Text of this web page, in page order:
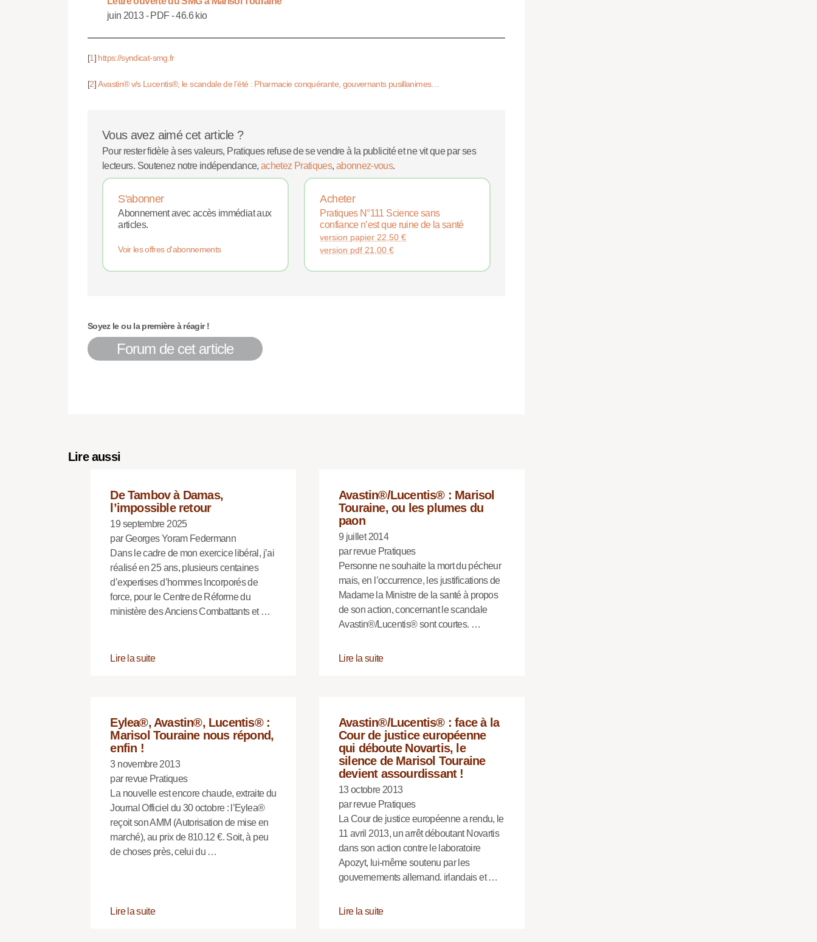
juin 2013 - PDF-46.6 kio
[1] https://syndicat-smg.fr
[2]Avastin® v/s Lucentis®, le scandale de l’été : Pharmacie conquérante, gouvernants pusillanimes…
Vous avez aimé cet article ?
Pour rester fidèle à ses valeurs, Pratiques refuse de se vendre à la publicité et ne vit que par ses
lecteurs. Soutenez notre indépendance, achetez Pratiques, abonnez-vous.
S'abonner
Abonnement avec accès immédiat aux
articles.
Voir les offres d'abonnements
Acheter
Pratiques N°111 Science sans
confiance n’est que ruine de la santé
version papier 22,50€
version pdf 21,00€
Soyez le ou la première à réagir !
Forum de cet article
Lire aussi
De Tambov à Damas,
l’impossible retour
19 septembre 2025
par Georges Yoram Federmann
Dans le cadre de mon exercice libéral, j’ai
réalisé en 25 ans, plusieurs centaines
d’expertises d’hommes Incorporés de
force, pour le Centre de Réforme du
ministère des Anciens Combattants et …
Lire la suite
Avastin®/Lucentis® : Marisol
Touraine, ou les plumes du
paon
9 juillet 2014
par revue Pratiques
Personne ne souhaite la mort du pécheur
mais, en l’occurrence, les justifications de
Madame la Ministre de la santé à propos
de son action, concernant le scandale
Avastin®/Lucentis® sont courtes. …
Lire la suite
Eylea®, Avastin®, Lucentis® :
Marisol Touraine nous répond,
enfin !
3 novembre 2013
par revue Pratiques
La nouvelle est encore chaude, extraite du
Journal Officiel du 30 octobre : l’Eylea®
reçoit son AMM (Autorisation de mise en
marché), au prix de 810.12 €. Soit, à peu
de choses près, celui du …
Lire la suite
Avastin®/Lucentis® : face à la
Cour de justice européenne
qui déboute Novartis, le
silence de Marisol Touraine
devient assourdissant !
13 octobre 2013
par revue Pratiques
La Cour de justice européenne a rendu, le
11 avril 2013, un arrêt déboutant Novartis
dans son action contre le laboratoire
Apozyt, lui-même soutenu par les
gouvernements allemand. irlandais et …
Lire la suite